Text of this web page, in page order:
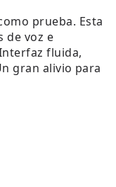
prueba. Esta
de voz e
fluida,
gran alivio para